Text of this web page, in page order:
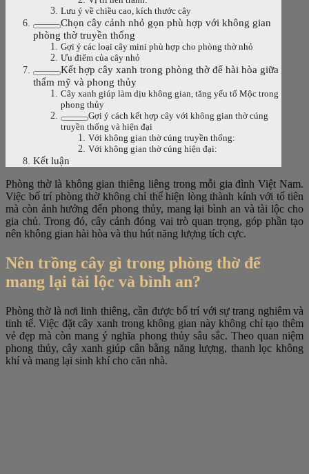
Lưu ý về chiều cao, kích thước cây
Chọn cây cảnh nhỏ gọn phù hợp với không gian
phòng thờ truyền thống
Gợi ý các loại cây mini phù hợp cho phòng thờ nhỏ
Ưu điểm của cây nhỏ
Kết hợp cây xanh trong phòng thờ để hài hòa giữa
thẩm mỹ và phong thủy
Cây xanh giúp làm dịu không gian, tăng yếu tố Mộc trong
phong thủy
Gợi ý cách kết hợp cây với không gian thờ cúng
truyền thống và hiện đại
Với không gian thờ cúng truyền thống:
Với không gian thờ cúng hiện đại:
Kết luận
Phòng thờ là không gian thiêng liêng trong mỗi gia đình Việt Nam.
Việc bố trí phòng thờ không chỉ thể hiện lòng thành kính với tổ tiên
mà còn ảnh hưởng đến phong thủy, mang lại bình an và tài lộc cho
gia chủ. Trong đó, cây cảnh đóng vai trò quan trọng, góp phần tạo
nên không gian hài hòa và thu hút năng lượng tích cực.
Nên trồng cây gì trong phòng thờ để
mang lại tài lộc và bình an?
Phòng thờ là nơi linh thiêng, cần được bố trí với sự trang nghiêm và
tinh tế. Việc đặt cây xanh trong không gian này không chỉ tạo thêm
vẻ đẹp mà còn mang ý nghĩa phong thủy sâu sắc. Theo quan niệm
phong thủy, cây xanh giúp cân bằng năng lượng, thanh lọc không
khí và mang lại sinh khí cho căn nhà.